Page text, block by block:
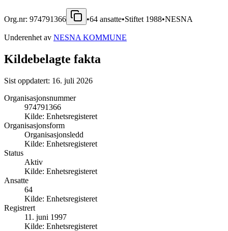
Org.nr: 974791366 •64 ansatte•Stiftet 1988•NESNA
Underenhet av NESNA KOMMUNE
Kildebelagte fakta
Sist oppdatert: 16. juli 2026
Organisasjonsnummer
974791366
Kilde: Enhetsregisteret
Organisasjonsform
Organisasjonsledd
Kilde: Enhetsregisteret
Status
Aktiv
Kilde: Enhetsregisteret
Ansatte
64
Kilde: Enhetsregisteret
Registrert
11. juni 1997
Kilde: Enhetsregisteret